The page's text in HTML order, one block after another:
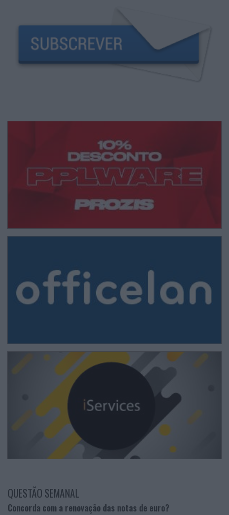
QUESTÃO SEMANAL
Concorda com a renovação das notas de euro?